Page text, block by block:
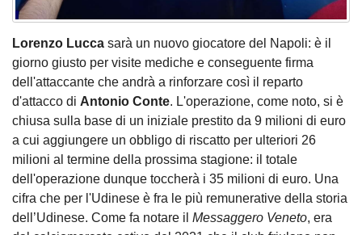
Lorenzo Lucca sarà un nuovo giocatore del Napoli: è il
giorno giusto per visite mediche e conseguente firma
dell'attaccante che andrà a rinforzare così il reparto
d'attacco di Antonio Conte. L'operazione, come noto, si è
chiusa sulla base di un iniziale prestito da 9 milioni di euro
a cui aggiungere un obbligo di riscatto per ulteriori 26
milioni al termine della prossima stagione: il totale
dell'operazione dunque toccherà i 35 milioni di euro. Una
cifra che per l'Udinese è fra le più remunerative della storia
dell’Udinese. Come fa notare il Messaggero Veneto, era